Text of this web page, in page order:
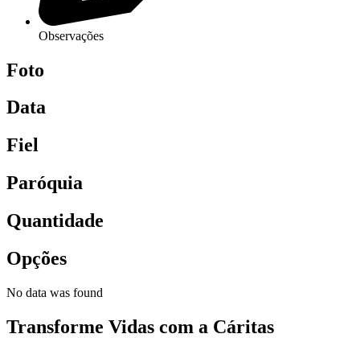
Observações
Foto
Data
Fiel
Paróquia
Quantidade
Opções
No data was found
Transforme Vidas com a Cáritas